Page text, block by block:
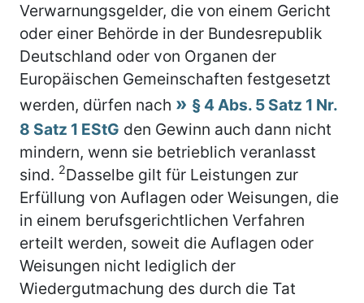
Verwarnungsgelder, die von einem Gericht
oder einer Behörde in der Bundesrepublik
Deutschland oder von Organen der
Europäischen Gemeinschaften festgesetzt
werden, dürfen nach
§ 4 Abs. 5 Satz 1 Nr.
8 Satz 1 EStG den Gewinn auch dann nicht
mindern, wenn sie betrieblich veranlasst
sind. 2Dasselbe gilt für Leistungen zur
Erfüllung von Auflagen oder Weisungen, die
in einem berufsgerichtlichen Verfahren
erteilt werden, soweit die Auflagen oder
Weisungen nicht lediglich der
Wiedergutmachung des durch die Tat